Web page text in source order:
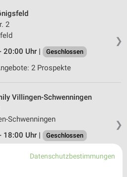
❯
2
20:00 Uhr |
Geschlossen
2 Prospekte
❯
Villingen-Schwenningen
Schwenningen
18:00 Uhr |
Geschlossen
Datenschutzbestimmungen